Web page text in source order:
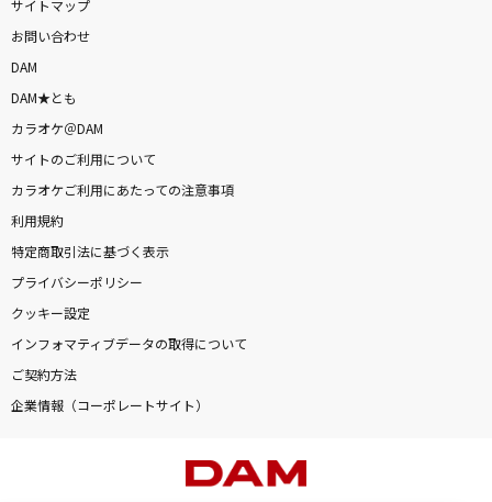
サイトマップ
お問い合わせ
DAM
DAM★とも
カラオケ＠DAM
サイトのご利用について
カラオケご利用にあたっての注意事項
利用規約
特定商取引法に基づく表示
プライバシーポリシー
クッキー設定
インフォマティブデータの取得について
ご契約方法
企業情報（コーポレートサイト）